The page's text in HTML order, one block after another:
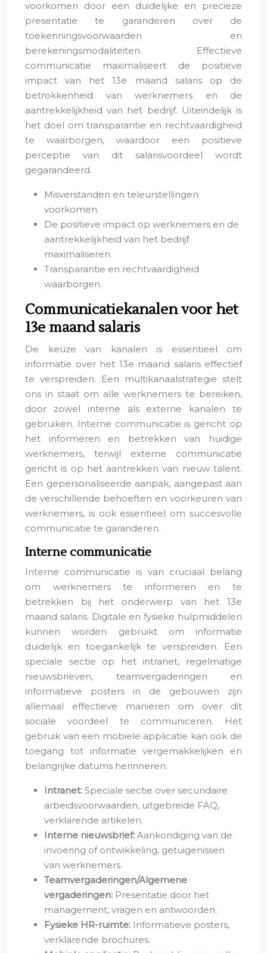
voorkomen door een duidelijke en precieze
presentatie te garanderen over de
toekenningsvoorwaarden en
berekeningsmodaliteiten. Effectieve
communicatie maximaliseert de positieve
impact van het 13e maand salaris op de
betrokkenheid van werknemers en de
aantrekkelijkheid van het bedrijf. Uiteindelijk is
het doel om transparantie en rechtvaardigheid
te waarborgen, waardoor een positieve
perceptie van dit salarisvoordeel wordt
gegarandeerd.
Misverstanden en teleurstellingen
voorkomen.
De positieve impact op werknemers en de
aantrekkelijkheid van het bedrijf
maximaliseren.
Transparantie en rechtvaardigheid
waarborgen.
Communicatiekanalen voor het
13e maand salaris
De keuze van kanalen is essentieel om
informatie over het 13e maand salaris effectief
te verspreiden. Een multikanaalstrategie stelt
ons in staat om alle werknemers te bereiken,
door zowel interne als externe kanalen te
gebruiken. Interne communicatie is gericht op
het informeren en betrekken van huidige
werknemers, terwijl externe communicatie
gericht is op het aantrekken van nieuw talent.
Een gepersonaliseerde aanpak, aangepast aan
de verschillende behoeften en voorkeuren van
werknemers, is ook essentieel om succesvolle
communicatie te garanderen.
Interne communicatie
Interne communicatie is van cruciaal belang
om werknemers te informeren en te
betrekken bij het onderwerp van het 13e
maand salaris. Digitale en fysieke hulpmiddelen
kunnen worden gebruikt om informatie
duidelijk en toegankelijk te verspreiden. Een
speciale sectie op het intranet, regelmatige
nieuwsbrieven, teamvergaderingen en
informatieve posters in de gebouwen zijn
allemaal effectieve manieren om over dit
sociale voordeel te communiceren. Het
gebruik van een mobiele applicatie kan ook de
toegang tot informatie vergemakkelijken en
belangrijke datums herinneren.
Intranet: Speciale sectie over secundaire
arbeidsvoorwaarden, uitgebreide FAQ,
verklarende artikelen.
Interne nieuwsbrief: Aankondiging van de
invoering of ontwikkeling, getuigenissen
van werknemers.
Teamvergaderingen/Algemene
vergaderingen: Presentatie door het
management, vragen en antwoorden.
Fysieke HR-ruimte: Informatieve posters,
verklarende brochures.